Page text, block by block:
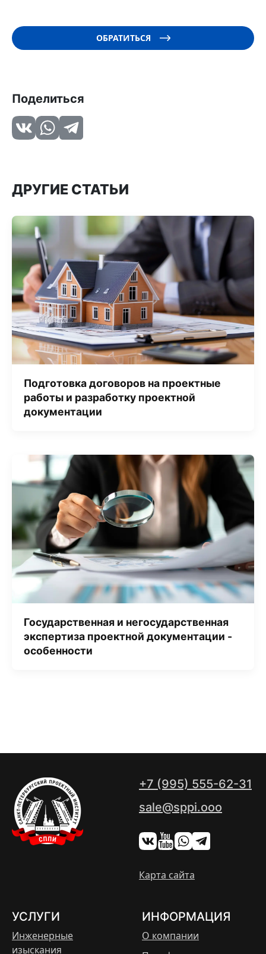
ОБРАТИТЬСЯ
Поделиться
ДРУГИЕ СТАТЬИ
Подготовка договоров на проектные
работы и разработку проектной
документации
Государственная и негосударственная
экспертиза проектной документации -
особенности
+7 (995) 555-62-31
sale@sppi.ooo
Карта сайта
УСЛУГИ
Инженерные
изыскания
ИНФОРМАЦИЯ
О компании